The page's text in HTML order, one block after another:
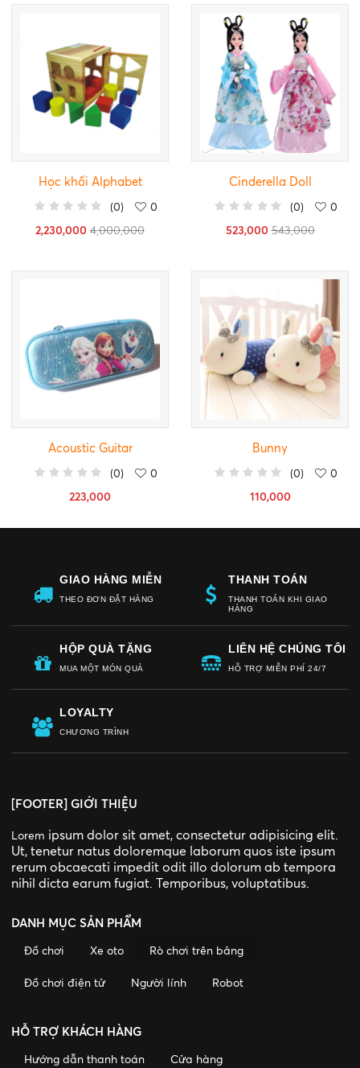
Học khối Alphabet
(0)
0
2,230,000 4,000,000
Cinderella Doll
(0)
0
523,000 543,000
Acoustic Guitar
(0)
0
223,000
Bunny
(0)
0
110,000
GIAO HÀNG MIỄN
PHÍ
THEO ĐƠN ĐẶT HÀNG
THANH TOÁN
THANH TOÁN KHI GIAO
HÀNG
HỘP QUÀ TẶNG
MIỄN PHÍ
MUA MỘT MÓN QUÀ
LIÊN HỆ CHÚNG TÔI
HỖ TRỢ MIỄN PHÍ 24/7
LOYALTY
CHƯƠNG TRÌNH
[FOOTER] GIỚI THIỆU
Lorem ipsum dolor sit amet, consectetur adipisicing elit.
Ut, tenetur natus doloremque laborum quos iste ipsum
rerum obcaecati impedit odit illo dolorum ab tempora
nihil dicta earum fugiat. Temporibus, voluptatibus.
DANH MỤC SẢN PHẨM
Đồ chơi Xe oto Rò chơi trên bảng
Đồ chơi điện tử Người lính Robot
HỖ TRỢ KHÁCH HÀNG
Hướng dẫn thanh toán Cửa hàng